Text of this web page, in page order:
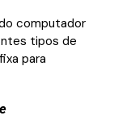
computador
tipos de
para